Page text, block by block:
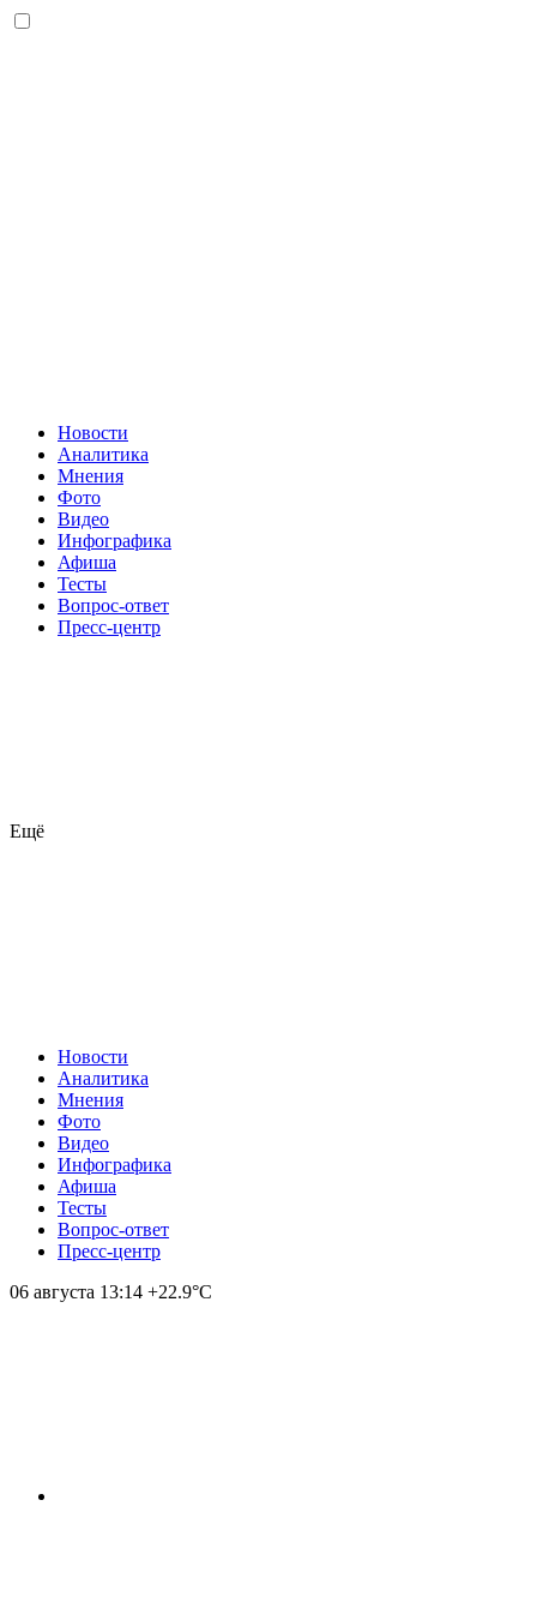
Новости
Аналитика
Мнения
Фото
Видео
Инфографика
Афиша
Тесты
Вопрос-ответ
Пресс-центр
Ещё
Новости
Аналитика
Мнения
Фото
Видео
Инфографика
Афиша
Тесты
Вопрос-ответ
Пресс-центр
06 августа 13:14 +22.9°С